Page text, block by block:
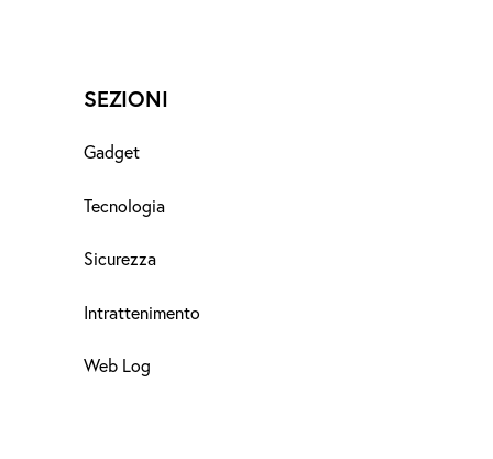
SEZIONI
Gadget
Tecnologia
Sicurezza
Intrattenimento
Web Log